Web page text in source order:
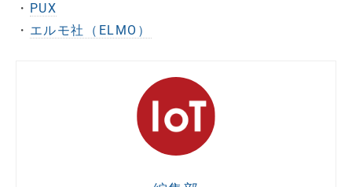
・ PUX
・ エルモ社（ELMO）